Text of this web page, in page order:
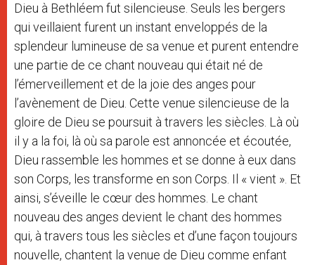
Dieu à Bethléem fut silencieuse. Seuls les bergers
qui veillaient furent un instant enveloppés de la
splendeur lumineuse de sa venue et purent entendre
une partie de ce chant nouveau qui était né de
l’émerveillement et de la joie des anges pour
l’avènement de Dieu. Cette venue silencieuse de la
gloire de Dieu se poursuit à travers les siècles. Là où
il y a la foi, là où sa parole est annoncée et écoutée,
Dieu rassemble les hommes et se donne à eux dans
son Corps, les transforme en son Corps. Il « vient ». Et
ainsi, s’éveille le cœur des hommes. Le chant
nouveau des anges devient le chant des hommes
qui, à travers tous les siècles et d’une façon toujours
nouvelle, chantent la venue de Dieu comme enfant